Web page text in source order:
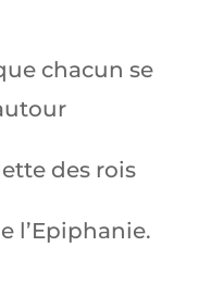
chacun se
des rois
l’Epiphanie.